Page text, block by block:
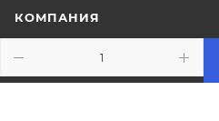
КОМПАНИЯ
ИНФОРМАЦИЯ